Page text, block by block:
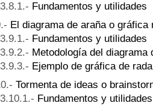
Fundamentos y utilidades
El diagrama de araña o gráfica
Fundamentos y utilidades
Metodología del diagrama
Ejemplo de gráfica de
Tormenta de ideas o
Fundamentos y utilidades